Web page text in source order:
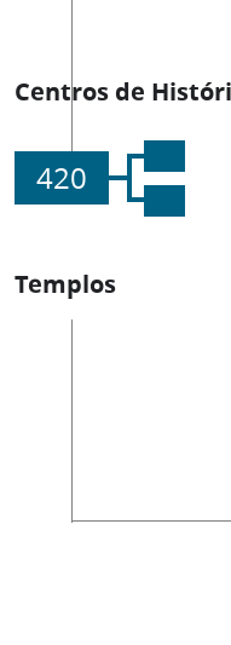
Centros de
420
Templos